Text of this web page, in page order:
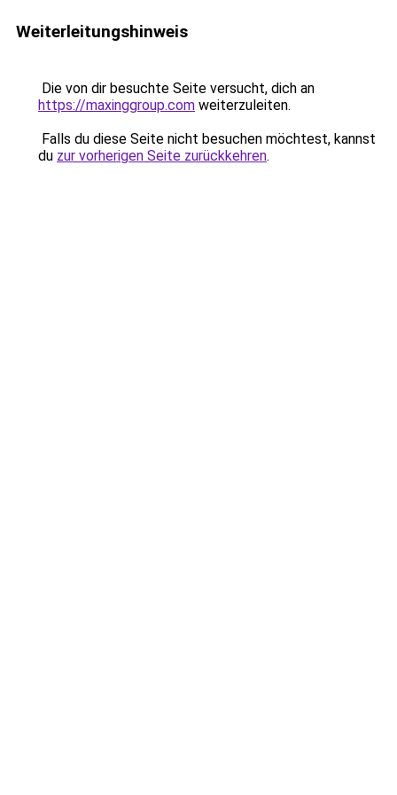
Weiterleitungshinweis
Die von dir besuchte Seite versucht, dich an
https://maxinggroup.com weiterzuleiten.
Falls du diese Seite nicht besuchen möchtest, kannst
du zur vorherigen Seite zurückkehren.